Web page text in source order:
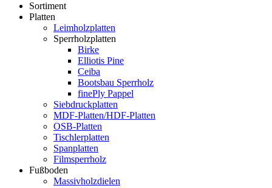
Sortiment
Platten
Leimholzplatten
Sperrholzplatten
Birke
Elliotis Pine
Ceiba
Bootsbau Sperrholz
finePly Pappel
Siebdruckplatten
MDF-Platten/HDF-Platten
OSB-Platten
Tischlerplatten
Spanplatten
Filmsperrholz
Fußboden
Massivholzdielen